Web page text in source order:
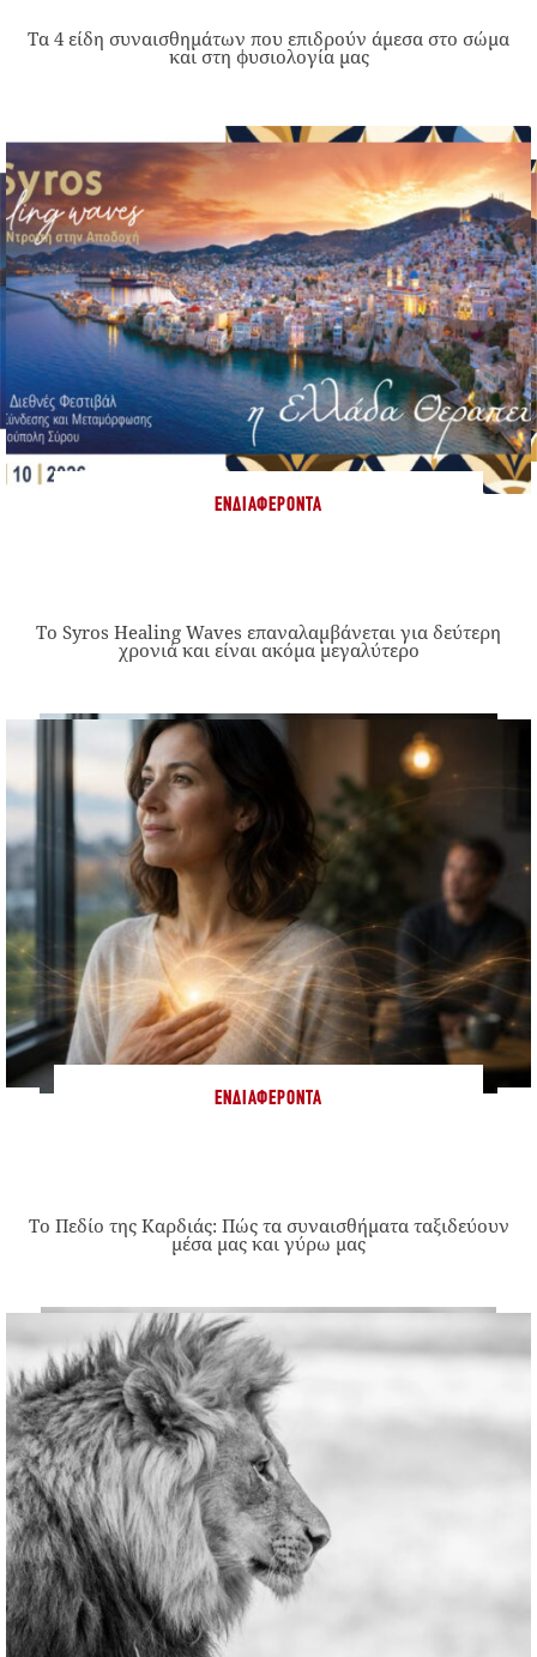
Τα 4 είδη συναισθημάτων που επιδρούν άμεσα στο σώμα
και στη φυσιολογία μας
ΕΝΔΙΑΦΈΡΟΝΤΑ
Το Syros Healing Waves επαναλαμβάνεται για δεύτερη
χρονιά και είναι ακόμα μεγαλύτερο
ΕΝΔΙΑΦΈΡΟΝΤΑ
Το Πεδίο της Καρδιάς: Πώς τα συναισθήματα ταξιδεύουν
μέσα μας και γύρω μας